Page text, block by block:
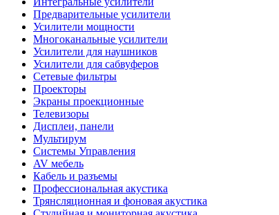
Предварительные усилители
Усилители мощности
Многоканальные усилители
Усилители для наушников
Усилители для сабвуферов
Сетевые фильтры
Проекторы
Экраны проекционные
Телевизоры
Дисплеи, панели
Мультирум
Системы Управления
AV мебель
Кабель и разъемы
Профессиональная акустика
Трянсляционная и фоновая акустика